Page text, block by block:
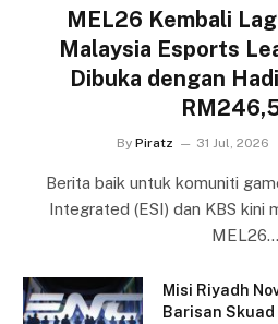
MEL26 Kembali
Malaysia Esports
Dibuka dengan
By Piratz 31 Jul, 2026
Berita baik untuk komuniti
Integrated (ESI) dan KBS kini
MEL26…
Misi Riyadh
Barisan